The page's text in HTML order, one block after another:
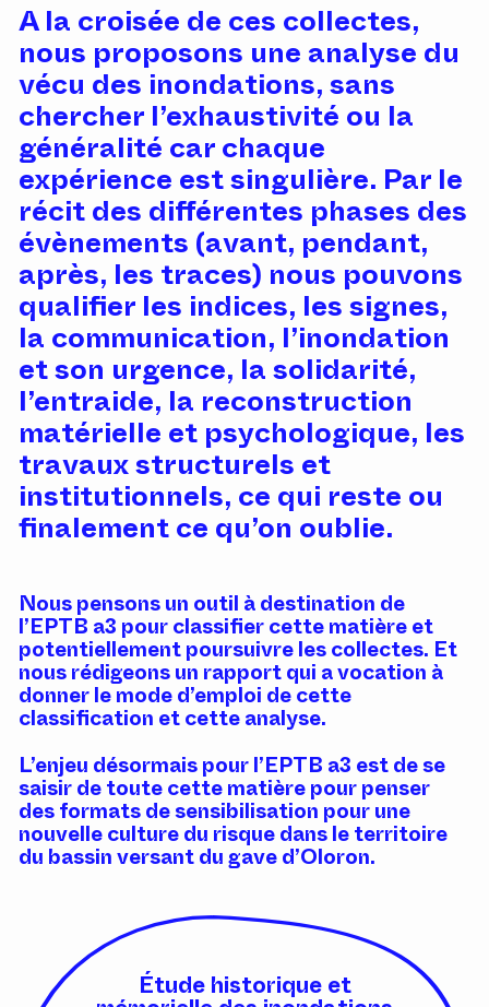
A la croisée de ces collectes,
nous proposons une analyse du
vécu des inondations, sans
chercher l’exhaustivité ou la
généralité car chaque
expérience est singulière. Par le
récit des différentes phases des
évènements (avant, pendant,
après, les traces) nous pouvons
qualifier les indices, les signes,
la communication, l’inondation
et son urgence, la solidarité,
l’entraide, la reconstruction
matérielle et psychologique, les
travaux structurels et
institutionnels, ce qui reste ou
finalement ce qu’on oublie.
Nous pensons un outil à destination de
l’EPTB a3 pour classifier cette matière et
potentiellement poursuivre les collectes. Et
nous rédigeons un rapport qui a vocation à
donner le mode d’emploi de cette
classification et cette analyse.
L’enjeu désormais pour l’EPTB a3 est de se
saisir de toute cette matière pour penser
des formats de sensibilisation pour une
nouvelle culture du risque dans le territoire
du bassin versant du gave d’Oloron.
Étude historique et